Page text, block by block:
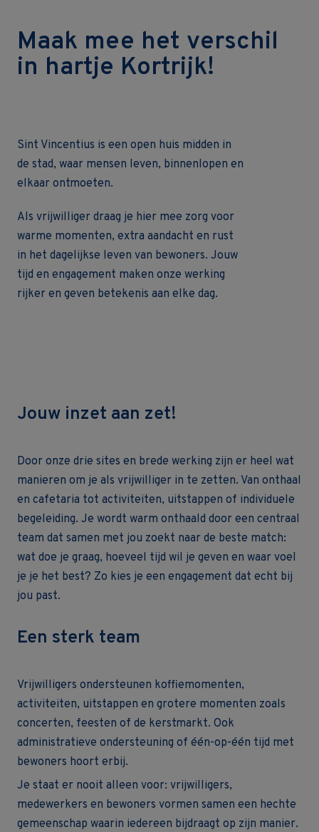
Maak mee het verschil
in hartje Kortrijk!
Sint Vincentius is een open huis midden in
de stad, waar mensen leven, binnenlopen en
elkaar ontmoeten.
Als vrijwilliger draag je hier mee zorg voor
warme momenten, extra aandacht en rust
in het dagelijkse leven van bewoners. Jouw
tijd en engagement maken onze werking
rijker en geven betekenis aan elke dag.
Jouw inzet aan zet!
Door onze drie sites en brede werking zijn er heel wat
manieren om je als vrijwilliger in te zetten. Van onthaal
en cafetaria tot activiteiten, uitstappen of individuele
begeleiding. Je wordt warm onthaald door een centraal
team dat samen met jou zoekt naar de beste match:
wat doe je graag, hoeveel tijd wil je geven en waar voel
je je het best? Zo kies je een engagement dat echt bij
jou past.
Een sterk team
Vrijwilligers ondersteunen koffiemomenten,
activiteiten, uitstappen en grotere momenten zoals
concerten, feesten of de kerstmarkt. Ook
administratieve ondersteuning of één-op-één tijd met
bewoners hoort erbij.
Je staat er nooit alleen voor: vrijwilligers,
medewerkers en bewoners vormen samen een hechte
gemeenschap waarin iedereen bijdraagt op zijn manier.